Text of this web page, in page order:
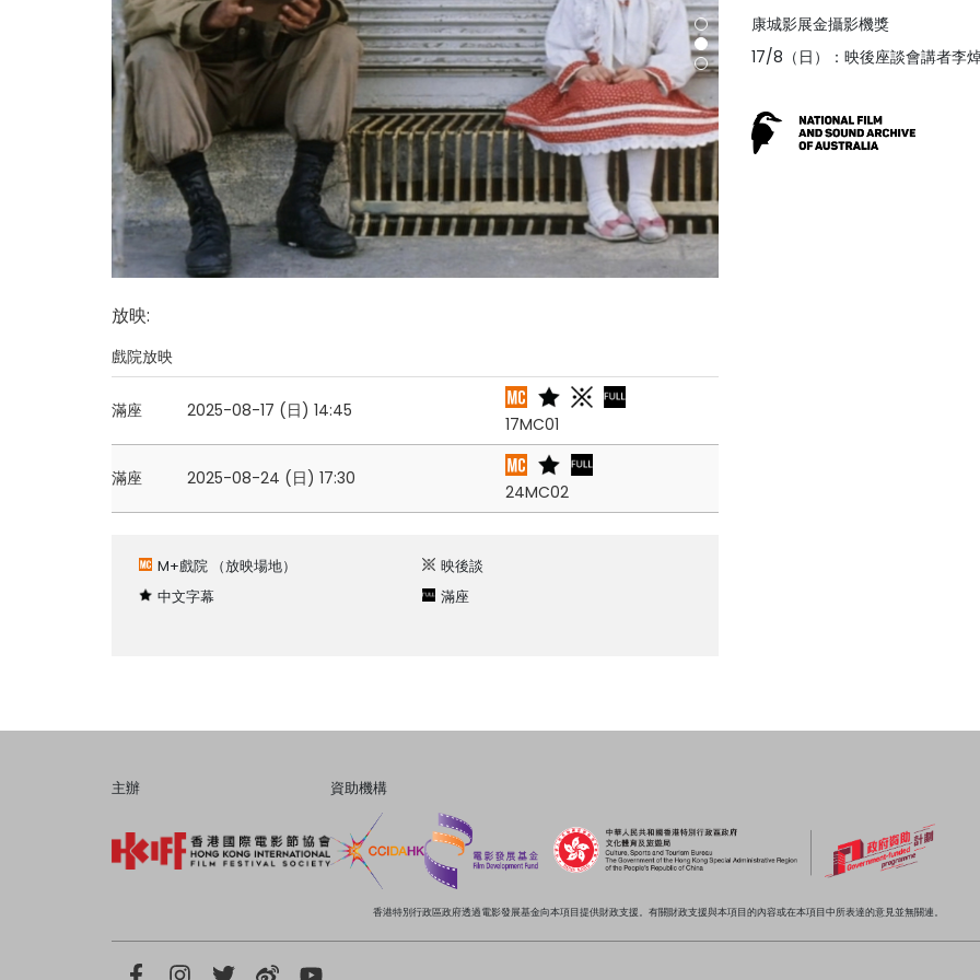
康城影展金攝影機獎
17/8（日）：映後座談會講者李
放映:
戲院放映
滿座 2025-08-17 (日) 14:45
17MC01
滿座 2025-08-24 (日) 17:30
24MC02
M+戲院 （放映場地）
中文字幕
映後談
滿座
主辦 資助機構
香港特別行政區政府透過電影發展基金向本項目提供財政支援。有關財政支援與本項目的內容或在本項目中所表達的意見並無關連。